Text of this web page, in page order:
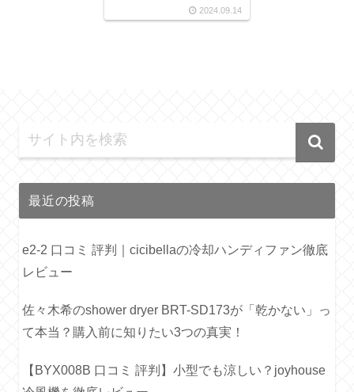
2024.09.14
最近の投稿
e2-2 口コミ 評判｜cicibellaの冷却ハンディファン徹底
レビュー
佐々木希のshower dryer BRT-SD173が「乾かない」っ
て本当？購入前に知りたい3つの真実！
【BYX008B 口コミ 評判】小型でも涼しい？joyhouse